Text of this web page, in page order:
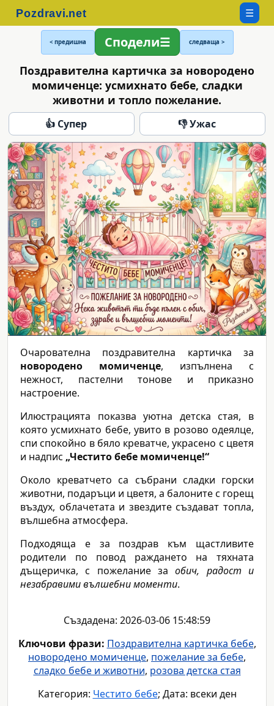
☰
< предишна Сподели следваща >
Поздравителна картичка за новородено
момиченце: усмихнато бебе, сладки
животни и топло пожелание.
👍 Супер 👎 Ужас
Очарователна поздравителна картичка за
новородено момиченце, изпълнена с
нежност, пастелни тонове и приказно
настроение.
Илюстрацията показва уютна детска стая, в
която усмихнато бебе, увито в розово одеялце,
спи спокойно в бяло креватче, украсено с цветя
и надпис „Честито бебе момиченце!“
Около креватчето са събрани сладки горски
животни, подаръци и цветя, а балоните с горещ
въздух, облачетата и звездите създават топла,
вълшебна атмосфера.
Подходяща е за поздрав към щастливите
родители по повод раждането на тяхната
дъщеричка, с пожелание заобич, радост и
незабравими вълшебни моменти.
Създадена: 2026-03-06 15:48:59
Ключови фрази: Поздравителна картичка бебе,
новородено момиченце, пожелание за бебе,
сладко бебе и животни, розова детска стая
Категория: Честито бебе; Дата: всеки ден